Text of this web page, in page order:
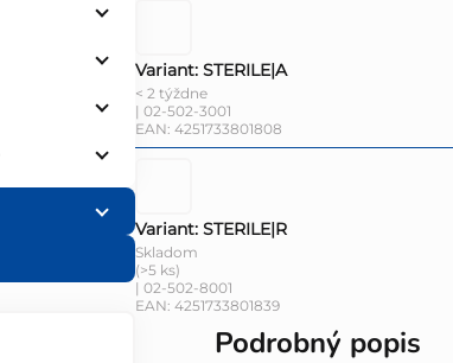
Variant: STERILE|A
< 2 týždne
| 02-502-3001
EAN: 4251733801808
Variant: STERILE|R
Skladom
(>5 ks)
| 02-502-8001
EAN: 4251733801839
Podrobný popis